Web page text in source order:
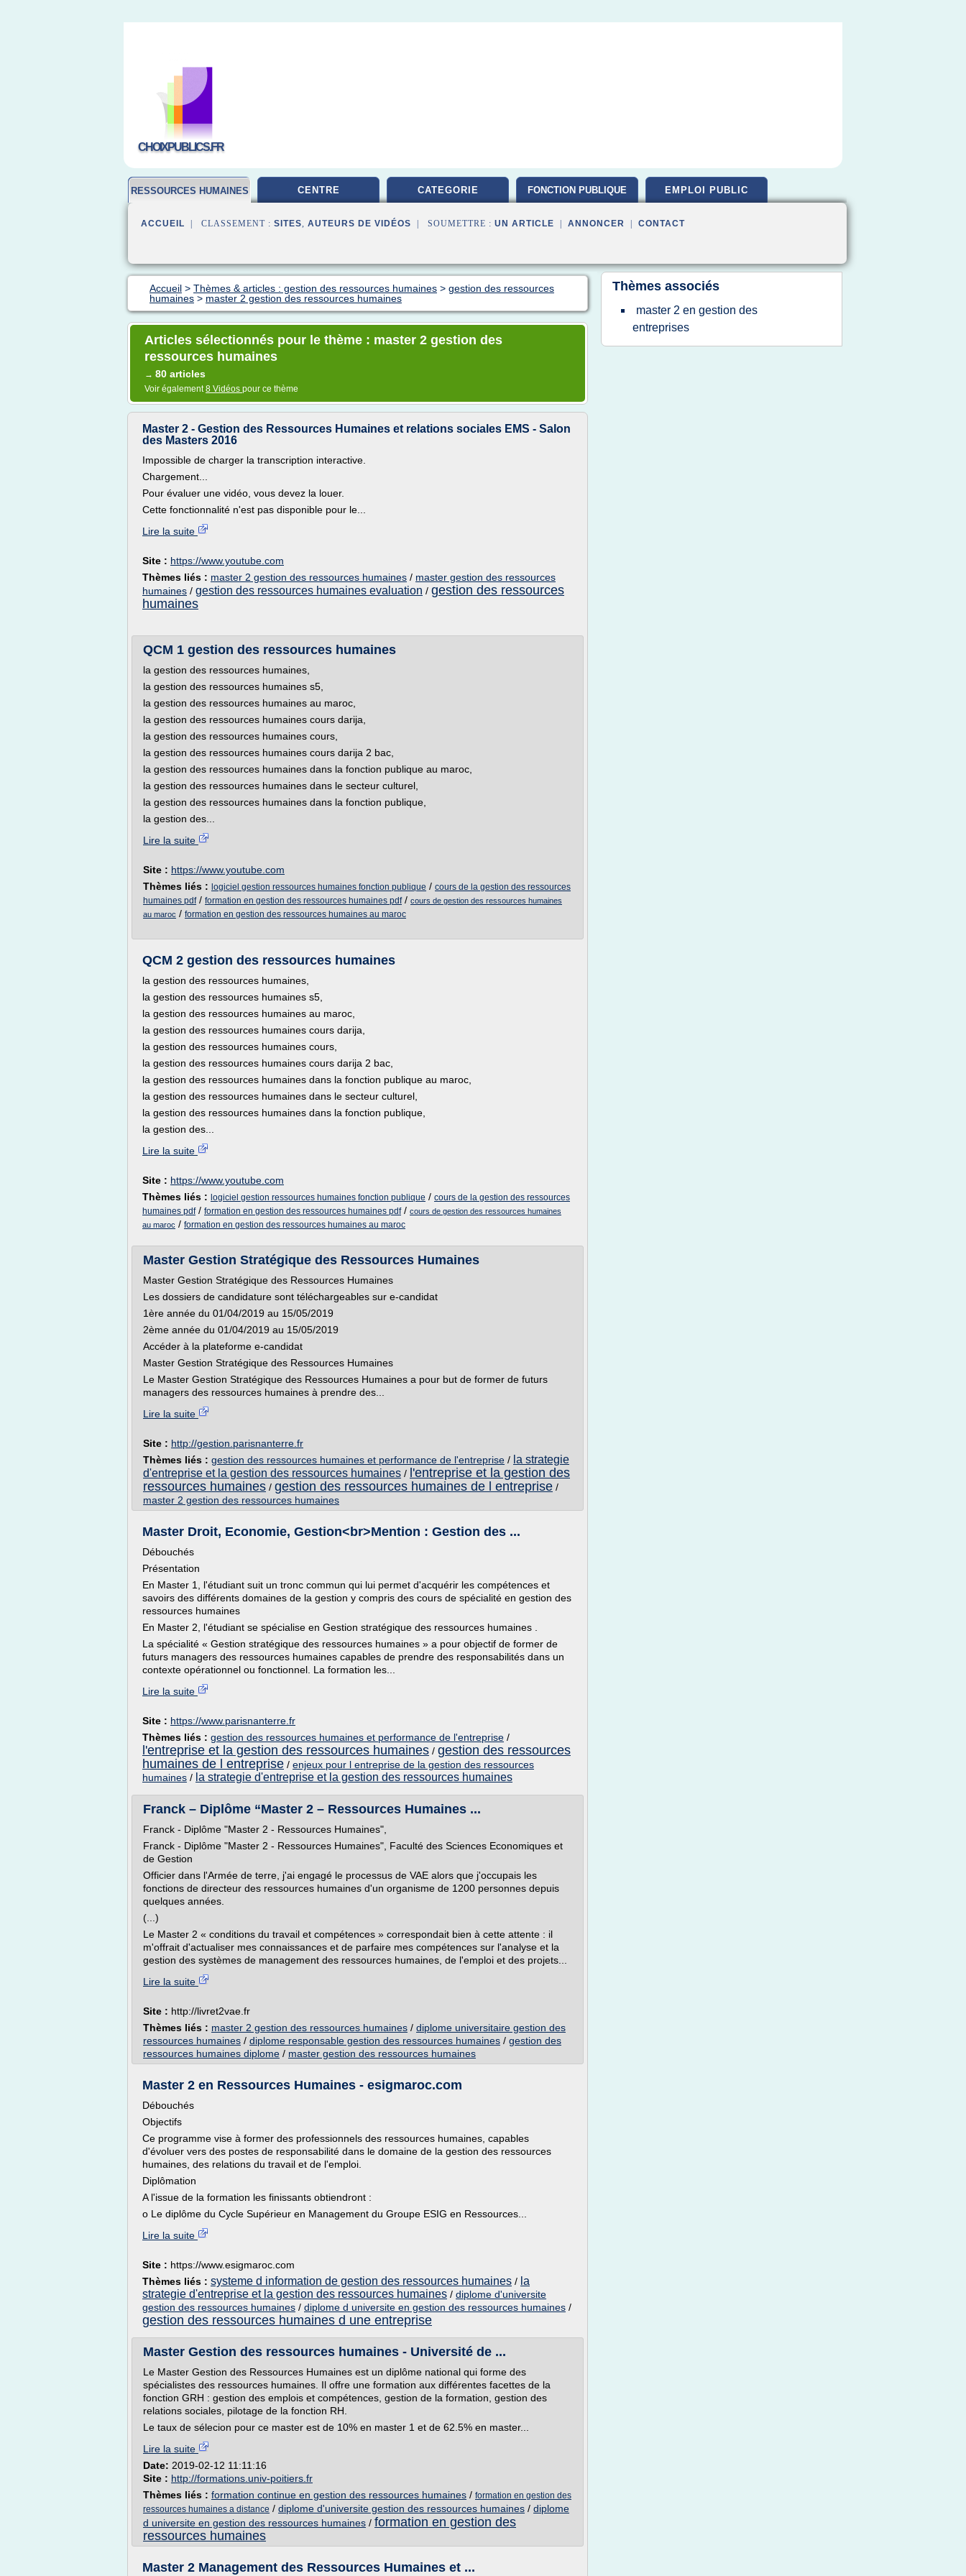
CHOIXPUBLICS.FR
RESSOURCES HUMAINES CENTRE CATEGORIE FONCTION PUBLIQUE EMPLOI PUBLIC
ACCUEIL | CLASSEMENT : SITES, AUTEURS DE VIDÉOS | SOUMETTRE : UN ARTICLE ANNONCER CONTACT
Accueil > Thèmes & articles : gestion des ressources humaines > gestion des ressources
humaines > master 2 gestion des ressources humaines
Articles sélectionnés pour le thème : master 2 gestion des
ressources humaines
→ 80 articles
Voir également8 Vidéos pour ce thème
Master 2 - Gestion des Ressources Humaines et relations sociales EMS - Salon
des Masters 2016
Impossible de charger la transcription interactive.
Chargement...
Pour évaluer une vidéo, vous devez la louer.
Cette fonctionnalité n'est pas disponible pour le...
Lire la suite
Site : https://www.youtube.com
Thèmes liés : master 2 gestion des ressources humaines / master gestion des ressources
humaines / gestion des ressources humaines evaluation / gestion des ressources
humaines
QCM 1 gestion des ressources humaines
la gestion des ressources humaines,
la gestion des ressources humaines s5,
la gestion des ressources humaines au maroc,
la gestion des ressources humaines cours darija,
la gestion des ressources humaines cours,
la gestion des ressources humaines cours darija 2 bac,
la gestion des ressources humaines dans la fonction publique au maroc,
la gestion des ressources humaines dans le secteur culturel,
la gestion des ressources humaines dans la fonction publique,
la gestion des...
Lire la suite
Site : https://www.youtube.com
Thèmes liés : logiciel gestion ressources humaines fonction publique / cours de la gestion des ressources
humaines pdf/ formation en gestion des ressources humaines pdf/ cours de gestion des ressources humaines
au maroc / formation en gestion des ressources humaines au maroc
QCM 2 gestion des ressources humaines
la gestion des ressources humaines,
la gestion des ressources humaines s5,
la gestion des ressources humaines au maroc,
la gestion des ressources humaines cours darija,
la gestion des ressources humaines cours,
la gestion des ressources humaines cours darija 2 bac,
la gestion des ressources humaines dans la fonction publique au maroc,
la gestion des ressources humaines dans le secteur culturel,
la gestion des ressources humaines dans la fonction publique,
la gestion des...
Lire la suite
Site : https://www.youtube.com
Thèmes liés : logiciel gestion ressources humaines fonction publique / cours de la gestion des ressources
humaines pdf/ formation en gestion des ressources humaines pdf/ cours de gestion des ressources humaines
au maroc / formation en gestion des ressources humaines au maroc
Master Gestion Stratégique des Ressources Humaines
Master Gestion Stratégique des Ressources Humaines
Les dossiers de candidature sont téléchargeables sur e-candidat
1ère année du 01/04/2019 au 15/05/2019
2ème année du 01/04/2019 au 15/05/2019
Accéder à la plateforme e-candidat
Master Gestion Stratégique des Ressources Humaines
Le Master Gestion Stratégique des Ressources Humaines a pour but de former de futurs
managers des ressources humaines à prendre des...
Lire la suite
Site : http://gestion.parisnanterre.fr
Thèmes liés : gestion des ressources humaines et performance de l'entreprise / la strategie
d'entreprise et la gestion des ressources humaines / l'entreprise et la gestion des
ressources humaines / gestion des ressources humaines de l entreprise /
master 2 gestion des ressources humaines
Master Droit, Economie, Gestion<br>Mention : Gestion des ...
Débouchés
Présentation
En Master 1, l'étudiant suit un tronc commun qui lui permet d'acquérir les compétences et
savoirs des différents domaines de la gestion y compris des cours de spécialité en gestion des
ressources humaines
En Master 2, l'étudiant se spécialise en Gestion stratégique des ressources humaines .
La spécialité « Gestion stratégique des ressources humaines » a pour objectif de former de
futurs managers des ressources humaines capables de prendre des responsabilités dans un
contexte opérationnel ou fonctionnel. La formation les...
Lire la suite
Site : https://www.parisnanterre.fr
Thèmes liés : gestion des ressources humaines et performance de l'entreprise /
l'entreprise et la gestion des ressources humaines / gestion des ressources
humaines de l entreprise / enjeux pour l entreprise de la gestion des ressources
humaines / la strategie d'entreprise et la gestion des ressources humaines
Franck – Diplôme “Master 2 – Ressources Humaines ...
Franck - Diplôme "Master 2 - Ressources Humaines",
Franck - Diplôme "Master 2 - Ressources Humaines", Faculté des Sciences Economiques et
de Gestion
Officier dans l'Armée de terre, j'ai engagé le processus de VAE alors que j'occupais les
fonctions de directeur des ressources humaines d'un organisme de 1200 personnes depuis
quelques années.
(...)
Le Master 2 « conditions du travail et compétences » correspondait bien à cette attente : il
m'offrait d'actualiser mes connaissances et de parfaire mes compétences sur l'analyse et la
gestion des systèmes de management des ressources humaines, de l'emploi et des projets...
Lire la suite
Site : http://livret2vae.fr
Thèmes liés : master 2 gestion des ressources humaines / diplome universitaire gestion des
ressources humaines / diplome responsable gestion des ressources humaines / gestion des
ressources humaines diplome / master gestion des ressources humaines
Master 2 en Ressources Humaines - esigmaroc.com
Débouchés
Objectifs
Ce programme vise à former des professionnels des ressources humaines, capables
d'évoluer vers des postes de responsabilité dans le domaine de la gestion des ressources
humaines, des relations du travail et de l'emploi.
Diplômation
A l'issue de la formation les finissants obtiendront :
o Le diplôme du Cycle Supérieur en Management du Groupe ESIG en Ressources...
Lire la suite
Site : https://www.esigmaroc.com
Thèmes liés : systeme d information de gestion des ressources humaines / la
strategie d'entreprise et la gestion des ressources humaines / diplome d'universite
gestion des ressources humaines / diplome d universite en gestion des ressources humaines /
gestion des ressources humaines d une entreprise
Master Gestion des ressources humaines - Université de ...
Le Master Gestion des Ressources Humaines est un diplôme national qui forme des
spécialistes des ressources humaines. Il offre une formation aux différentes facettes de la
fonction GRH : gestion des emplois et compétences, gestion de la formation, gestion des
relations sociales, pilotage de la fonction RH.
Le taux de sélecion pour ce master est de 10% en master 1 et de 62.5% en master...
Lire la suite
Date: 2019-02-12 11:11:16
Site : http://formations.univ-poitiers.fr
Thèmes liés : formation continue en gestion des ressources humaines / formation en gestion des
ressources humaines a distance / diplome d'universite gestion des ressources humaines / diplome
d universite en gestion des ressources humaines / formation en gestion des
ressources humaines
Master 2 Management des Ressources Humaines et ...
Thèmes associés
master 2 en gestion des
entreprises